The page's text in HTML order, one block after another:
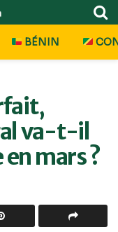
BÉNIN
va-t-il
mars ?